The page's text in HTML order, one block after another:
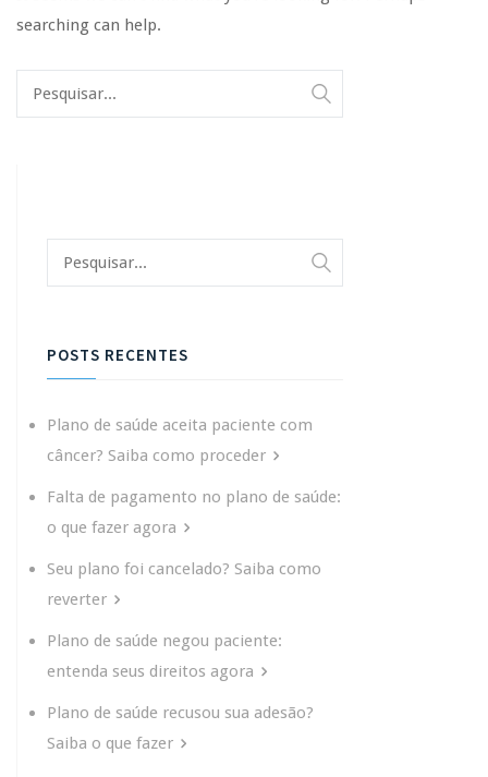
searching can help.
POSTS RECENTES
Plano de saúde aceita paciente com
câncer? Saiba como proceder
Falta de pagamento no plano de saúde:
o que fazer agora
Seu plano foi cancelado? Saiba como
reverter
Plano de saúde negou paciente:
entenda seus direitos agora
Plano de saúde recusou sua adesão?
Saiba o que fazer